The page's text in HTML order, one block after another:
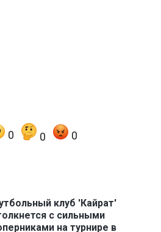
0 0 0
клуб 'Кайрат'
с сильными
на турнире в